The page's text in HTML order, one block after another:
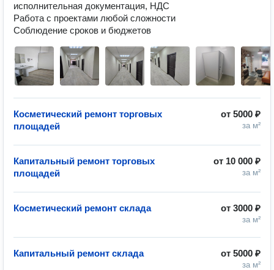
исполнительная документация, НДС
Работа с проектами любой сложности
от 5000 ₽
за м²
Косметический ремонт торговых
площадей
от 10 000 ₽
за м²
Капитальный ремонт торговых
площадей
от 3000 ₽
за м²
Косметический ремонт склада
от 5000 ₽
за м²
Капитальный ремонт склада